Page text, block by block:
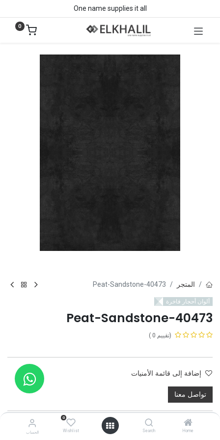
Home
Search
0
Wishlist الحساب
One name supplies it all
0
المتجر 40473-Peat-Sandstone
ألوان أحجار فاخرة
40473-Peat-Sandstone
(تقييم 0 )
إضافة إلى قائمة الأمنيات
تواصل معنا